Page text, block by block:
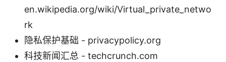
en.wikipedia.org/wiki/Virtual_private_netwo
rk
隐私保护基础 - privacypolicy.org
科技新闻汇总 - techcrunch.com